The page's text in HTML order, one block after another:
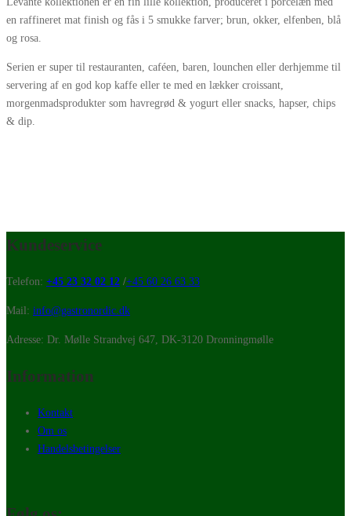
en raffineret mat finish og fås i 5 smukke farver; brun, okker, elfenben, blå
og rosa.
Serien er super til restauranten, caféen, baren, lounchen eller derhjemme til
servering af en god kop kaffe eller te med en lækker croissant,
morgenmadsprodukter som havregrød & yogurt eller snacks, hapser, chips
& dip.
Kundeservice
Telefon: +45 23 32 02 12 /+45 60 26 63 33
Mail: info@gastronordic.dk
Adresse: Dr. Mølle Strandvej 647, DK-3120 Dronningmølle
Information
Kontakt
Om os
Handelsbetingelser